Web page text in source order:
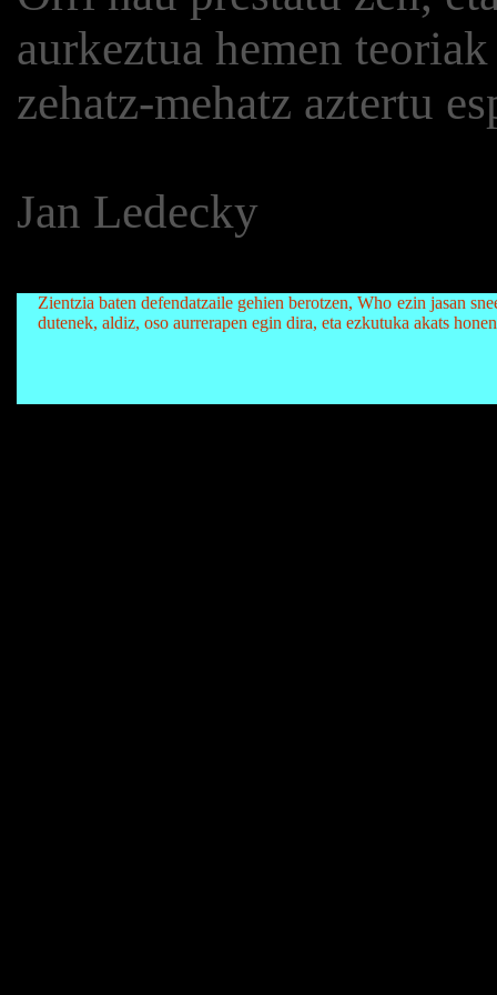
aurkeztua hemen
zehatz-mehatz aztertu
Jan Ledecky
Zientzia baten defendatzaile gehien berotzen, Who ezin jasan
dutenek, aldiz, oso aurrerapen egin dira, eta ezkutuka akats